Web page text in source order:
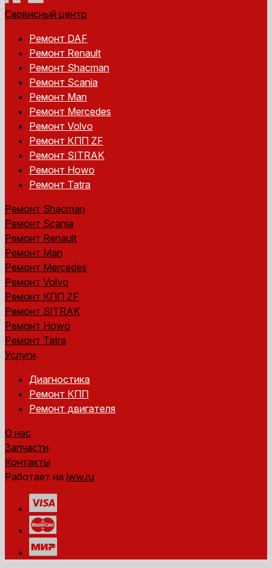
Сервисный центр
Ремонт DAF
Ремонт Renault
Ремонт Shacman
Ремонт Scania
Ремонт Man
Ремонт Mercedes
Ремонт Volvo
Ремонт КПП ZF
Ремонт SITRAK
Ремонт Howo
Ремонт Tatra
Ремонт Shacman
Ремонт Scania
Ремонт Renault
Ремонт Man
Ремонт Mercedes
Ремонт Volvo
Ремонт КПП ZF
Ремонт SITRAK
Ремонт Howo
Ремонт Tatra
Услуги
Диагностика
Ремонт КПП
Ремонт двигателя
О нас
Запчасти
Контакты
Работает на iww.ru